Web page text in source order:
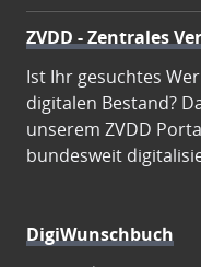
ZVDD - Zentrales
Ist Ihr gesuchtes
digitalen Bestand?
unserem ZVDD
bundesweit
DigiWunschbuch